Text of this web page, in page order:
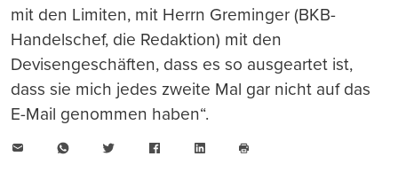
mit den Limiten, mit Herrn Greminger (BKB-
Handelschef, die Redaktion) mit den
Devisengeschäften, dass es so ausgeartet ist,
dass sie mich jedes zweite Mal gar nicht auf das
E-Mail genommen haben“.
WhatsAppTwitter FacebookLinkedIn